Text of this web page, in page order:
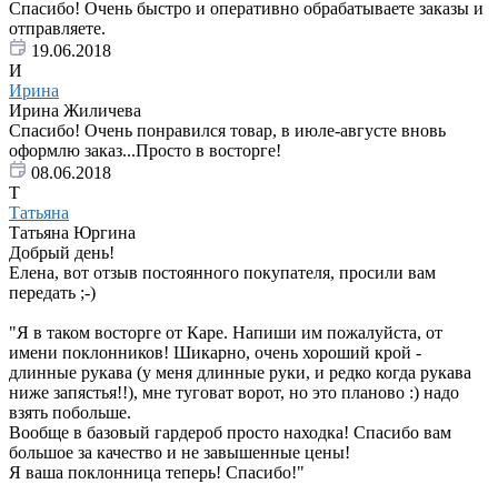
Спасибо! Очень быстро и оперативно обрабатываете заказы и
отправляете.
19.06.2018
И
Ирина
Ирина Жиличева
Спасибо! Очень понравился товар, в июле-августе вновь
оформлю заказ...Просто в восторге!
08.06.2018
Т
Татьяна
Татьяна Юргина
Добрый день!
Елена, вот отзыв постоянного покупателя, просили вам
передать ;-)
"Я в таком восторге от Каре. Напиши им пожалуйста, от
имени поклонников! Шикарно, очень хороший крой -
длинные рукава (у меня длинные руки, и редко когда рукава
ниже запястья!!), мне туговат ворот, но это планово :) надо
взять побольше.
Вообще в базовый гардероб просто находка! Спасибо вам
большое за качество и не завышенные цены!
Я ваша поклонница теперь! Спасибо!"